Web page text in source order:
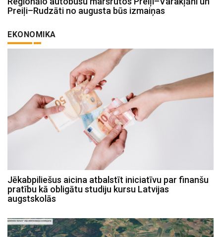
Preiļi–Rudzāti no augusta būs izmaiņas
EKONOMIKA
Jēkabpiliešus aicina atbalstīt iniciatīvu par finanšu
pratību kā obligātu studiju kursu Latvijas
augstskolās